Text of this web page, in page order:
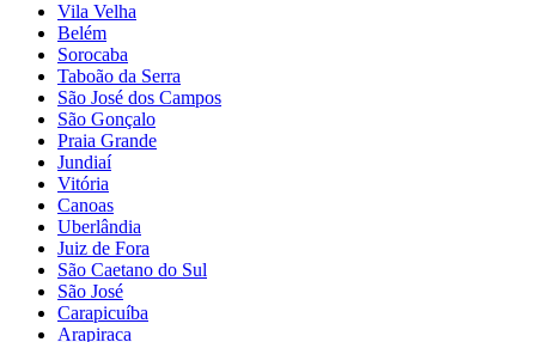
Vila Velha
Belém
Sorocaba
Taboão da Serra
São José dos Campos
São Gonçalo
Praia Grande
Jundiaí
Vitória
Canoas
Uberlândia
Juiz de Fora
São Caetano do Sul
São José
Carapicuíba
Arapiraca